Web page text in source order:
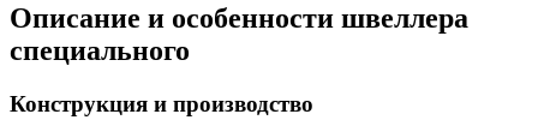
алюминиевая
латунный
Опоры
Описание и особенности швеллера
специального
Конструкция и производство